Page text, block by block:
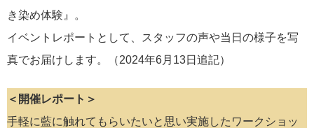
き染め体験』。
イベントレポートとして、スタッフの声や当日の様子を写
真でお届けします。（2024年6月13日追記）
＜開催レポート＞
手軽に藍に触れてもらいたいと思い実施したワークショッ